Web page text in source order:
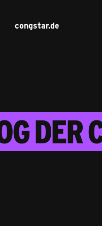
congstar.de
DER